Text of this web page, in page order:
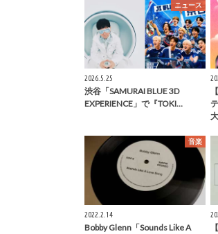
ニュース
2026.5.25
渋谷「SAMURAI BLUE 3D
EXPERIENCE」で『TOKI…
音楽
2022.2.14
Bobby Glenn「Sounds Like A